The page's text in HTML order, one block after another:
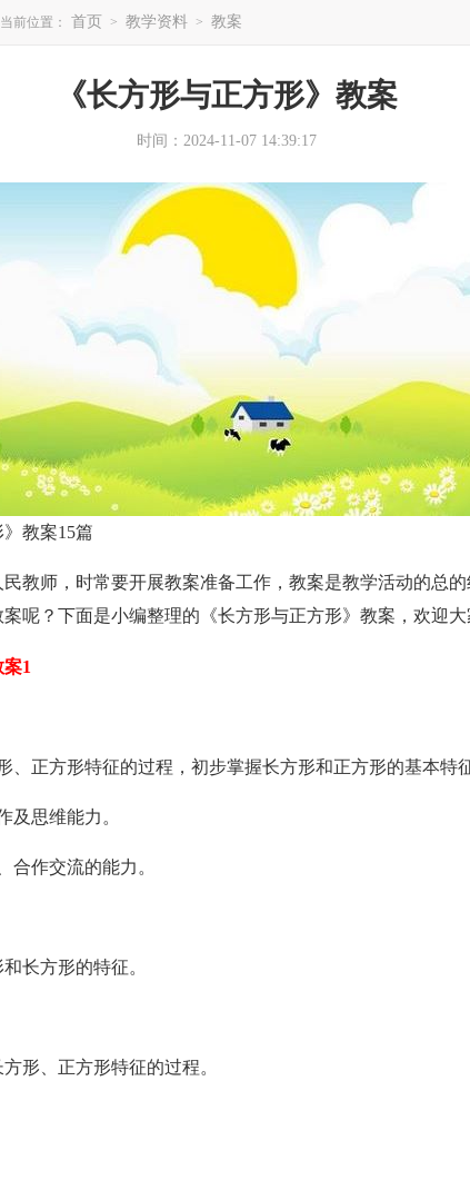
当前位置： 首页 > 教学资料 > 教案
《长方形与正方形》教案
时间：2024-11-07 14:39:17
》教案15篇
教师，时常要开展教案准备工作，教案是教学活动的总
呢？下面是小编整理的《长方形与正方形》教案，欢迎大
1
、正方形特征的过程，初步掌握长方形和正方形的基本特征
及思维能力。
合作交流的能力。
长方形的特征。
形、正方形特征的过程。